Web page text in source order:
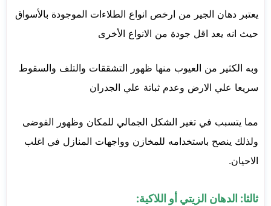
يعتبر دهان الجير من ارخص انواع الطلاءات الموجودة بالأسواق
حيث انه يعد اقل جودة من الانواع الأخرى
وبه الكثير من العيوب منها ظهور التشققات والتلف والسقوط
سريعا علي الارض وعدم ثباتة علي الجدران
مما يتسبب في تغير الشكل الجمالي للمكان وظهور الفوضى
ولذلك ينصح باستخدامه للمخازن وواجهات المنازل في اغلب
الاحيان.
ثالثا: الدهان الزيتي أو اللاكية: